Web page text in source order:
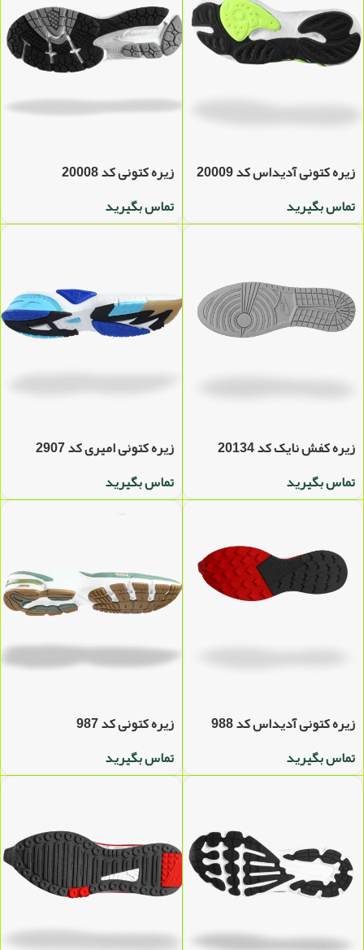
زیره کتونی آدیداس کد 20009
تماس بگیرید
زیره کتونی کد 20008
تماس بگیرید
زیره کفش نایک کد 20134
تماس بگیرید
زیره کتونی امیری کد 2907
تماس بگیرید
زیره کتونی آدیداس کد 988
تماس بگیرید
زیره کتونی کد 987
تماس بگیرید